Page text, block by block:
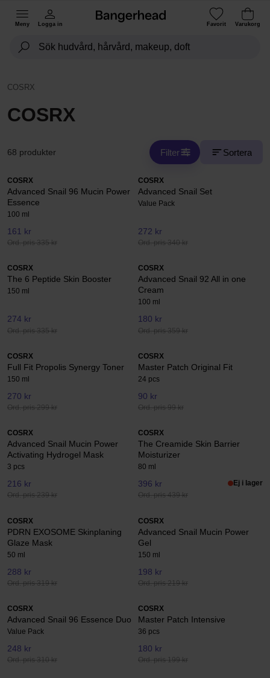
Meny Logga in Favorit Varukorg
COSRX
COSRX
68 produkter Filter Sortera
COSRX
Advanced Snail 96 Mucin Power
Essence
100 ml
161 kr
Ord. pris 335 kr
COSRX
Advanced Snail Set
Value Pack
272 kr
Ord. pris 340 kr
COSRX
The 6 Peptide Skin Booster
150 ml
274 kr
Ord. pris 335 kr
COSRX
Advanced Snail 92 All in one
Cream
100 ml
180 kr
Ord. pris 359 kr
COSRX
Full Fit Propolis Synergy Toner
150 ml
270 kr
Ord. pris 299 kr
COSRX
Master Patch Original Fit
24 pcs
90 kr
Ord. pris 99 kr
COSRX
Advanced Snail Mucin Power
Activating Hydrogel Mask
3 pcs
216 kr
Ord. pris 239 kr
COSRX
The Creamide Skin Barrier
Moisturizer
80 ml
396 kr
Ord. pris 439 kr
Ej i lager
COSRX
PDRN EXOSOME Skinplaning
Glaze Mask
50 ml
288 kr
Ord. pris 319 kr
COSRX
Advanced Snail Mucin Power
Gel
150 ml
198 kr
Ord. pris 219 kr
COSRX
Advanced Snail 96 Essence Duo
Value Pack
248 kr
Ord. pris 310 kr
COSRX
Master Patch Intensive
36 pcs
180 kr
Ord. pris 199 kr